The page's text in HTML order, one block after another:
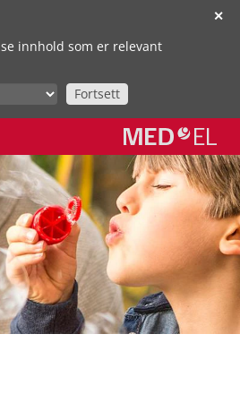
✕
innhold som er relevant
Fortsett